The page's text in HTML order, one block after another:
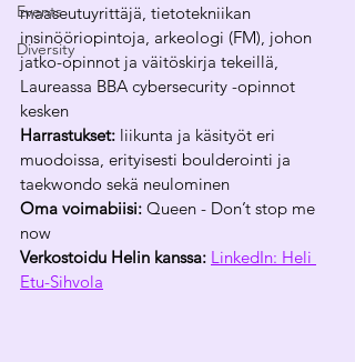
Events
Diversity
maaseutuyrittäjä, tietotekniikan
insinööriopintoja, arkeologi (FM), johon
jatko-opinnot ja väitöskirja tekeillä,
Laureassa BBA cybersecurity -opinnot
kesken
Harrastukset: liikunta ja käsityöt eri
muodoissa, erityisesti boulderointi ja
taekwondo sekä neulominen
Oma voimabiisi: Queen - Don’t stop me
now
Verkostoidu Helin kanssa: LinkedIn: Heli
Etu-Sihvola